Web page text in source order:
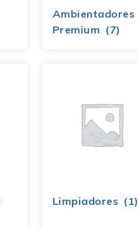
Ambientadores
Premium (7)
Limpiadores (1)